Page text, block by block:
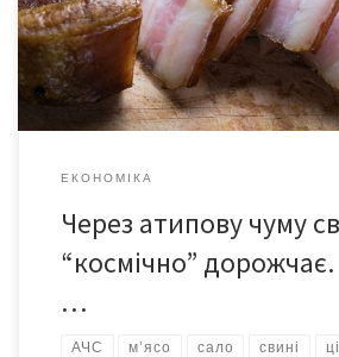
на 55 %. Про це повідомляє УНН. У
свинина додала в ціні 39 […]
ЕКОНОМІКА
Через атипову чуму
“космічно” дорожчає.
…
АЧС м’ясо сало свині